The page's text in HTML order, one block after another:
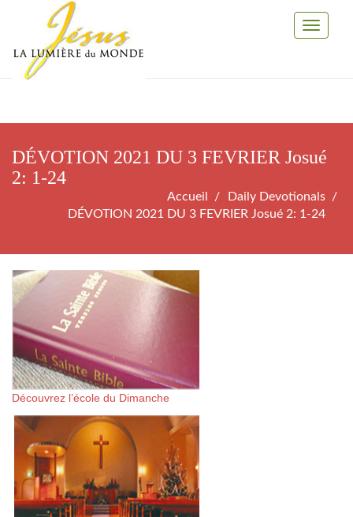
Toggle
DÉVOTION 2021 DU 3 FEVRIER Josué
2: 1-24
Accueil
Daily Devotionals
DÉVOTION 2021 DU 3 FEVRIER Josué 2: 1-24
Découvrez l’école du Dimanche